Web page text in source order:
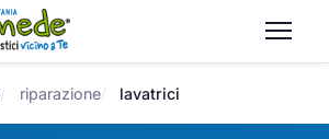
riparazione lavatrici